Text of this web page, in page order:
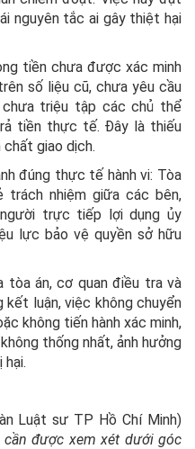
nguyên tắc ai gây thiệt hại
tiền chưa được xác minh
số liệu cũ, chưa yêu cầu
chưa triệu tập các chủ thể
tiền thực tế. Đây là thiếu
giao dịch.
đúng thực tế hành vi: Tòa
nhiệm giữa các bên,
trực tiếp lợi dụng ủy
lực bảo vệ quyền sở hữu
tòa án, cơ quan điều tra và
kết luận, việc không chuyển
không tiến hành xác minh,
thống nhất, ảnh hưởng
Luật sư TP Hồ Chí Minh)
cần được xem xét dưới góc